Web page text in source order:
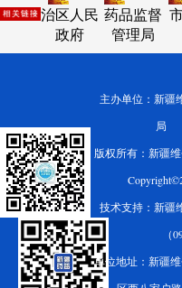
治区人民
政府
药品监督
管理局
主办单位：新疆
局
版权所有：新疆
技术支持：新疆
（
单位地址：新疆